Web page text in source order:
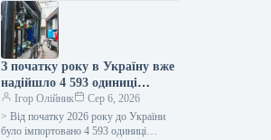
hero-img" alt="НБУ встановив верхню
межу ставки за тримісячними
депозитними сертифікатами на рівні
облікової
З початку року в Україну вже
надійшло 4 593 одиниці
енергетичного обладнання,
при цьому ще 1 206
очікується.
Ігор Олійник
Сер 6, 2026
> Від початку 2026 року до України
було імпортовано 4 593 одиниці